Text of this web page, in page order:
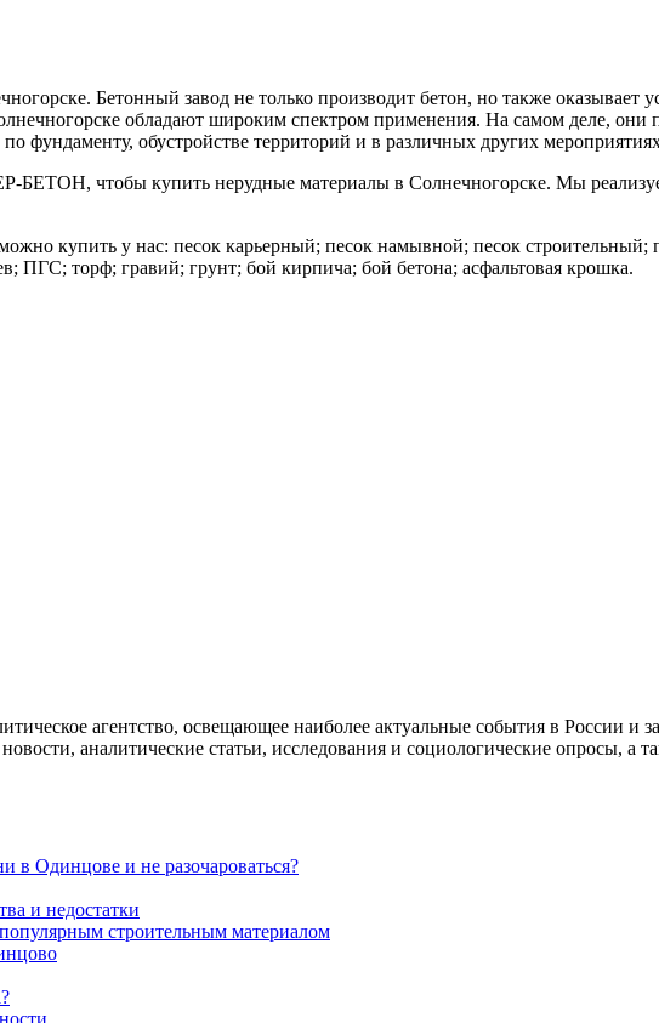
Бетонный завод не только производит бетон, но также оказывает
обладают широким спектром применения. На самом деле, они
фундаменту, обустройстве территорий и в различных других
БЕТОН, чтобы купить нерудные материалы в Солнечногорске. Мы
купить у нас: песок карьерный; песок намывной; песок
ПГС; торф; гравий; грунт; бой кирпича; бой бетона; асфальтовая крошка.
агентство, освещающее наиболее актуальные события в России
аналитические статьи, исследования и социологические опросы, а
в Одинцове и не разочароваться?
и недостатки
строительным материалом